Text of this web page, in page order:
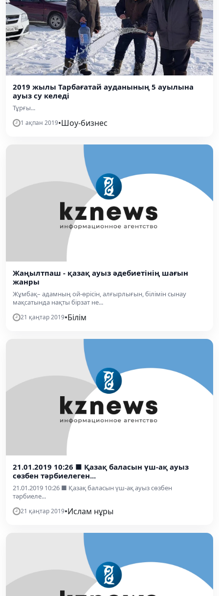
2019 жылы Тарбағатай ауданының 5 ауылына
ауыз су келеді
Тұрғы...
1 ақпан 2019•Шоу-бизнес
Жаңылтпаш - қазақ ауыз әдебиетінің шағын
жанры
Жұмбақ– адамның ой-өрісін, алғырлығын, білімін сынау
мақсатында нақты бірзат не...
21 қаңтар 2019•Білім
21.01.2019 10:26 ■ Қазақ баласын үш-ақ ауыз
сөзбен тәрбиелеген...
21.01.2019 10:26 ■ Қазақ баласын үш-ақ ауыз сөзбен
тәрбиеле...
21 қаңтар 2019•Ислам нұры